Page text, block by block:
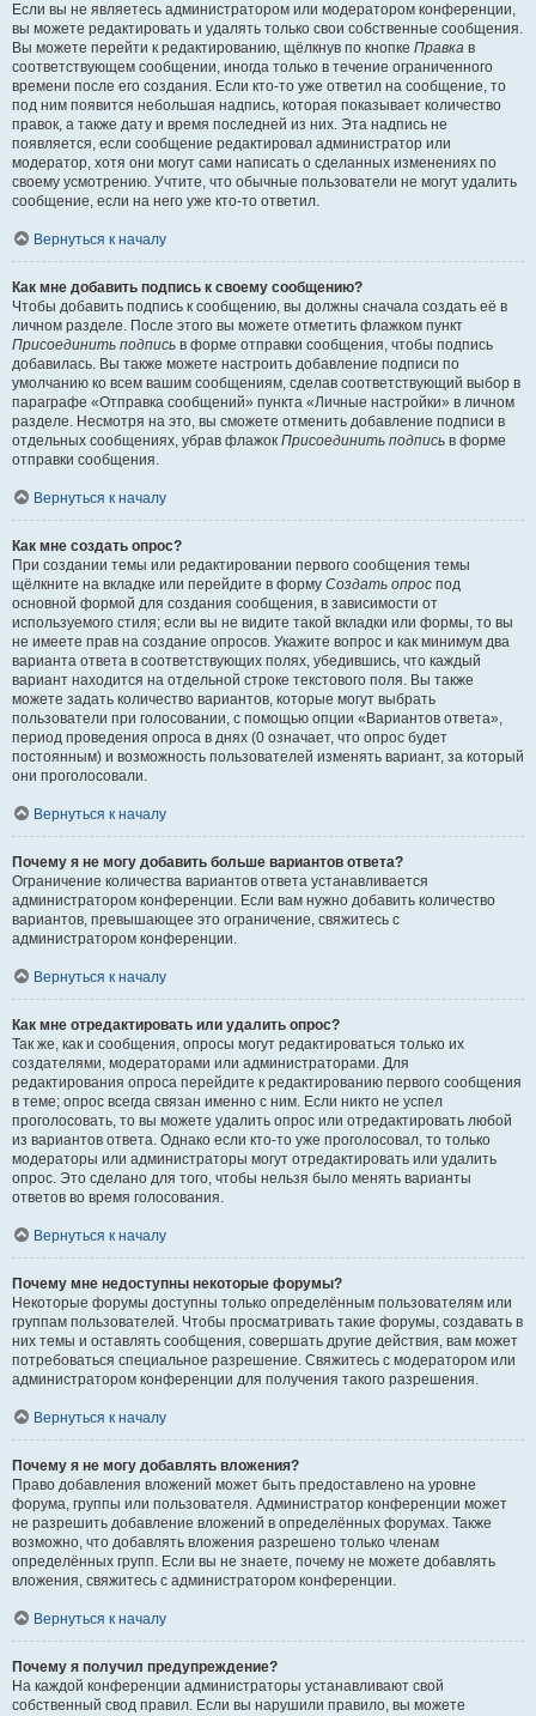
Если вы не являетесь администратором или модератором конференции,
вы можете редактировать и удалять только свои собственные сообщения.
Вы можете перейти к редактированию, щёлкнув по кнопке Правка в
соответствующем сообщении, иногда только в течение ограниченного
времени после его создания. Если кто-то уже ответил на сообщение, то
под ним появится небольшая надпись, которая показывает количество
правок, а также дату и время последней из них. Эта надпись не
появляется, если сообщение редактировал администратор или
модератор, хотя они могут сами написать о сделанных изменениях по
своему усмотрению. Учтите, что обычные пользователи не могут удалить
сообщение, если на него уже кто-то ответил.
Вернуться к началу
Как мне добавить подпись к своему сообщению?
Чтобы добавить подпись к сообщению, вы должны сначала создать её в
личном разделе. После этого вы можете отметить флажком пункт
Присоединить подпись в форме отправки сообщения, чтобы подпись
добавилась. Вы также можете настроить добавление подписи по
умолчанию ко всем вашим сообщениям, сделав соответствующий выбор в
параграфе «Отправка сообщений» пункта «Личные настройки» в личном
разделе. Несмотря на это, вы сможете отменить добавление подписи в
отдельных сообщениях, убрав флажок Присоединить подпись в форме
отправки сообщения.
Вернуться к началу
Как мне создать опрос?
При создании темы или редактировании первого сообщения темы
щёлкните на вкладке или перейдите в форму Создать опрос под
основной формой для создания сообщения, в зависимости от
используемого стиля; если вы не видите такой вкладки или формы, то вы
не имеете прав на создание опросов. Укажите вопрос и как минимум два
варианта ответа в соответствующих полях, убедившись, что каждый
вариант находится на отдельной строке текстового поля. Вы также
можете задать количество вариантов, которые могут выбрать
пользователи при голосовании, с помощью опции «Вариантов ответа»,
период проведения опроса в днях (0 означает, что опрос будет
постоянным) и возможность пользователей изменять вариант, за который
они проголосовали.
Вернуться к началу
Почему я не могу добавить больше вариантов ответа?
Ограничение количества вариантов ответа устанавливается
администратором конференции. Если вам нужно добавить количество
вариантов, превышающее это ограничение, свяжитесь с
администратором конференции.
Вернуться к началу
Как мне отредактировать или удалить опрос?
Так же, как и сообщения, опросы могут редактироваться только их
создателями, модераторами или администраторами. Для
редактирования опроса перейдите к редактированию первого сообщения
в теме; опрос всегда связан именно с ним. Если никто не успел
проголосовать, то вы можете удалить опрос или отредактировать любой
из вариантов ответа. Однако если кто-то уже проголосовал, то только
модераторы или администраторы могут отредактировать или удалить
опрос. Это сделано для того, чтобы нельзя было менять варианты
ответов во время голосования.
Вернуться к началу
Почему мне недоступны некоторые форумы?
Некоторые форумы доступны только определённым пользователям или
группам пользователей. Чтобы просматривать такие форумы, создавать в
них темы и оставлять сообщения, совершать другие действия, вам может
потребоваться специальное разрешение. Свяжитесь с модератором или
администратором конференции для получения такого разрешения.
Вернуться к началу
Почему я не могу добавлять вложения?
Право добавления вложений может быть предоставлено на уровне
форума, группы или пользователя. Администратор конференции может
не разрешить добавление вложений в определённых форумах. Также
возможно, что добавлять вложения разрешено только членам
определённых групп. Если вы не знаете, почему не можете добавлять
вложения, свяжитесь с администратором конференции.
Вернуться к началу
Почему я получил предупреждение?
На каждой конференции администраторы устанавливают свой
собственный свод правил. Если вы нарушили правило, вы можете